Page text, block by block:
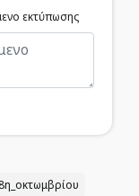
εκτύπωσης